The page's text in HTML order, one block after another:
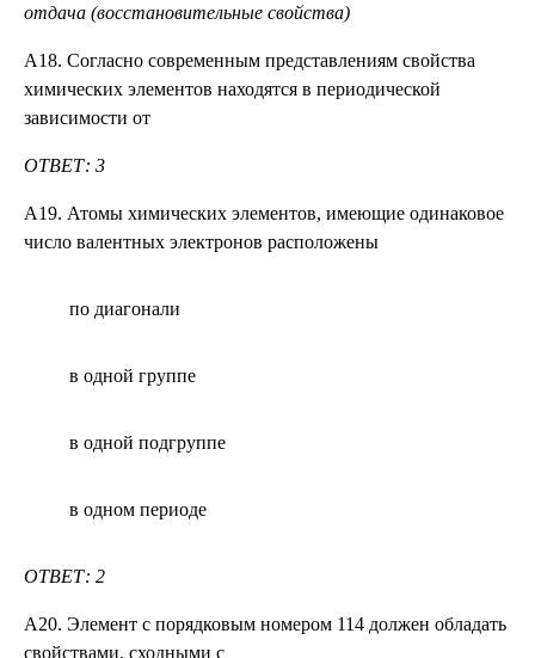
отдача (восстановительные свойства)
А18. Согласно современным представлениям свойства
химических элементов находятся в периодической
зависимости от
ОТВЕТ: 3
А19. Атомы химических элементов, имеющие одинаковое
число валентных электронов расположены
по диагонали
в одной группе
в одной подгруппе
в одном периоде
ОТВЕТ: 2
А20. Элемент с порядковым номером 114 должен обладать
свойствами, сходными с